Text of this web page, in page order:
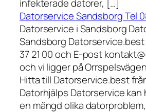
infekterade datorer, […]
Datorservice Sandsborg Tel
Datorservice i Sandsborg
Sandsborg
37 21 00 och E-post
och vi ligger på
Hitta till Datorservice.best
Datorhjälps Datorservice kan
en mängd olika